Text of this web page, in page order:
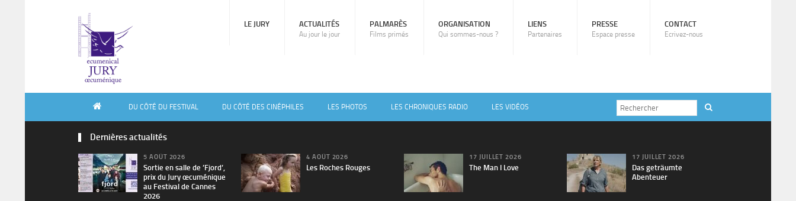
LE JURY ACTUALITÉS
Au jour le jour
PALMARÈS
Films primés
ORGANISATION
Qui sommes-nous ?
LIENS
Partenaires
PRESSE
Espace presse
CONTACT
Ecrivez-nous
DU CÔTÉ DU FESTIVAL DU CÔTÉ DES CINÉPHILES LES PHOTOS LES CHRONIQUES RADIO LES VIDÉOS
Dernières actualités
5 AOÛT 2026
Sortie en salle de ’Fjord’,
prix du Jury œcuménique
au Festival de Cannes
2026
4 AOÛT 2026
Les Roches Rouges
17 JUILLET 2026
The Man I Love
17 JUILLET 2026
Das geträumte
Abenteuer